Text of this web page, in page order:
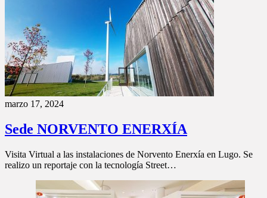
marzo 17, 2024
Sede NORVENTO ENERXÍA
Visita Virtual a las instalaciones de Norvento Enerxía en Lugo. Se
realizo un reportaje con la tecnología Street…